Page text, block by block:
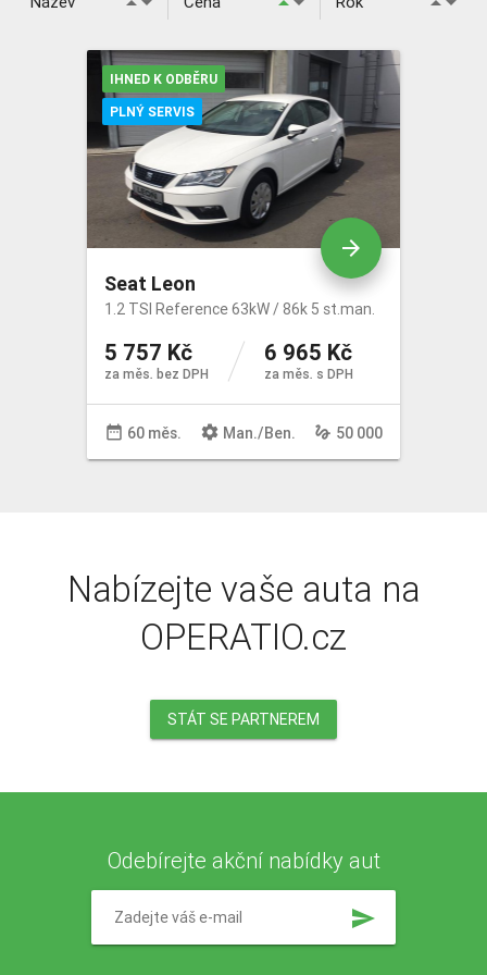
Určeno pro: FO/PO
Převodovka
Stav tachometru do
Seat Leon
1.2 TSI Reference 63kW / 86k 5 st.man.
5 757 Kč
za měs. bez DPH
6 965 Kč
za měs. s DPH
date_range 60 měs. settings Man./Ben. gesture 50 000
arrow_forward
IHNED K ODBĚRU
PLNÝ SERVIS
Nabízejte vaše auta na
OPERATIO.cz
STÁT SE PARTNEREM
Odebírejte akční nabídky aut
send